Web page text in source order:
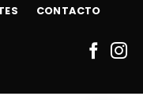
CONTACTO